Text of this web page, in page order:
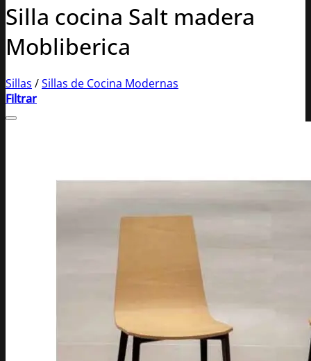
Silla cocina Salt madera
Mobliberica
Sillas /Sillas de Cocina Modernas
Filtrar